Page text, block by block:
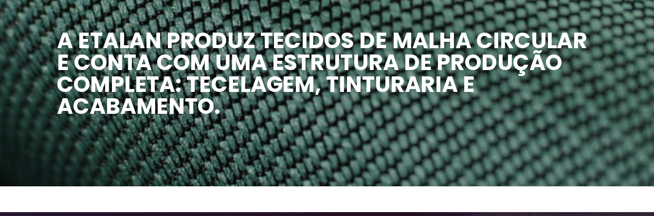
A ETALAN PRODUZ TECIDOS DE MALHA CIRCULAR
E CONTA COM UMA ESTRUTURA DE PRODUÇÃO
COMPLETA: TECELAGEM, TINTURARIA E
ACABAMENTO.